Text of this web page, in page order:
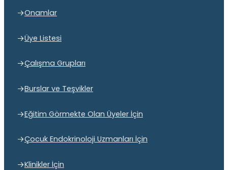
Onamlar
Üye Listesi
Çalışma Grupları
Burslar ve Teşvikler
Eğitim Görmekte Olan Üyeler İçin
Çocuk Endokrinoloji Uzmanları İçin
Klinikler İçin